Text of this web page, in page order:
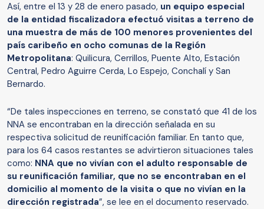
Así, entre el 13 y 28 de enero pasado, un equipo especial
de la entidad fiscalizadora efectuó visitas a terreno de
una muestra de más de 100 menores provenientes del
país caribeño en ocho comunas de la Región
Metropolitana: Quilicura, Cerrillos, Puente Alto, Estación
Central, Pedro Aguirre Cerda, Lo Espejo, Conchalí y San
Bernardo.
“De tales inspecciones en terreno, se constató que 41 de los
NNA se encontraban en la dirección señalada en su
respectiva solicitud de reunificación familiar. En tanto que,
para los 64 casos restantes se advirtieron situaciones tales
como: NNA que no vivían con el adulto responsable de
su reunificación familiar, que no se encontraban en el
domicilio al momento de la visita o que no vivían en la
dirección registrada”, se lee en el documento reservado.